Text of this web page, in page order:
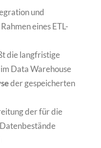
und
eines ETL-
die langfristige
Data Warehouse
der gespeicherten
der für die